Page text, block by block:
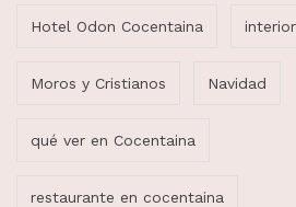
Hotel Odon Cocentaina
Moros y Cristianos Navidad
qué ver en Cocentaina
restaurante en cocentaina